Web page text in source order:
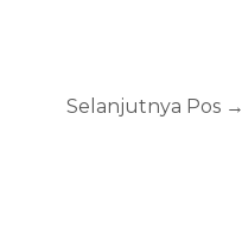
Selanjutnya Pos →